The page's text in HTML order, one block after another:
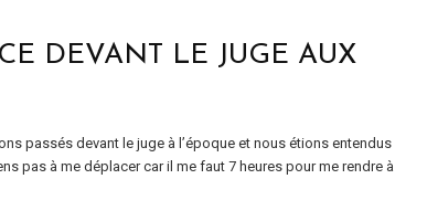
DEVANT LE JUGE AUX
passés devant le juge à l’époque et nous étions entendus
pas à me déplacer car il me faut 7 heures pour me rendre à